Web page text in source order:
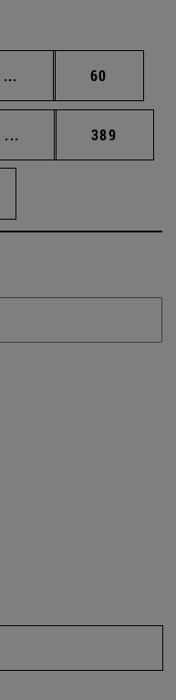
... Páginas intermedias
Página
60
... Páginas intermedias
Página
389